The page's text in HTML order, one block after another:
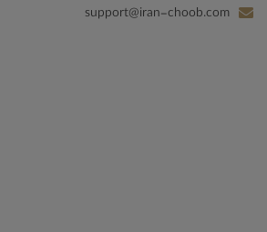
support@iran-choob.com